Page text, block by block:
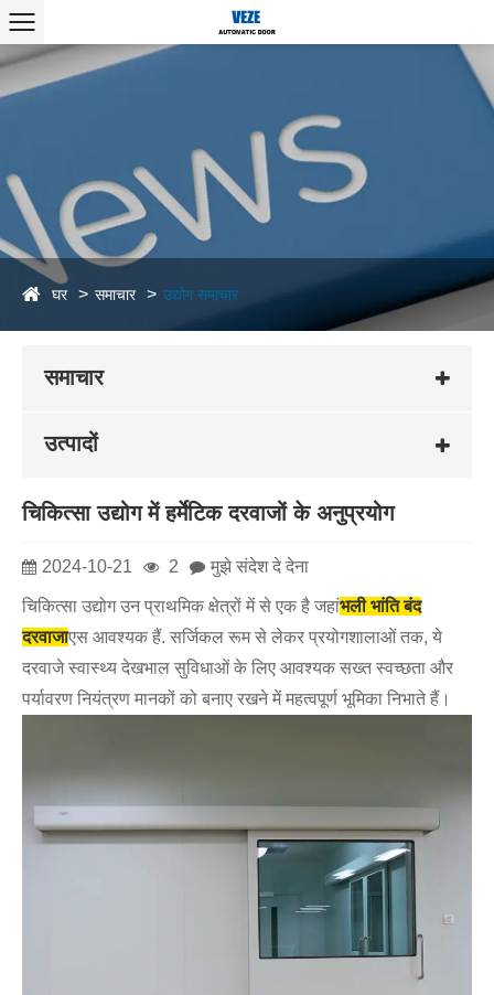
घर समाचार उद्योग समाचार
समाचार
उत्पादों
चिकित्सा उद्योग में हर्मेटिक दरवाजों के अनुप्रयोग
2024-10-21 2 मुझे संदेश दे देना
चिकित्सा उद्योग उन प्राथमिक क्षेत्रों में से एक है जहांभली भांति बंद
दरवाजाएस आवश्यक हैं. सर्जिकल रूम से लेकर प्रयोगशालाओं तक, ये
दरवाजे स्वास्थ्य देखभाल सुविधाओं के लिए आवश्यक सख्त स्वच्छता और
पर्यावरण नियंत्रण मानकों को बनाए रखने में महत्वपूर्ण भूमिका निभाते हैं।